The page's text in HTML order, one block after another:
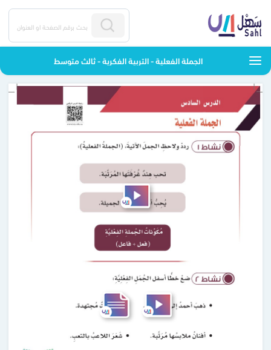
الجملة الفعلية - التربية الفكرية - ثالث متوسط